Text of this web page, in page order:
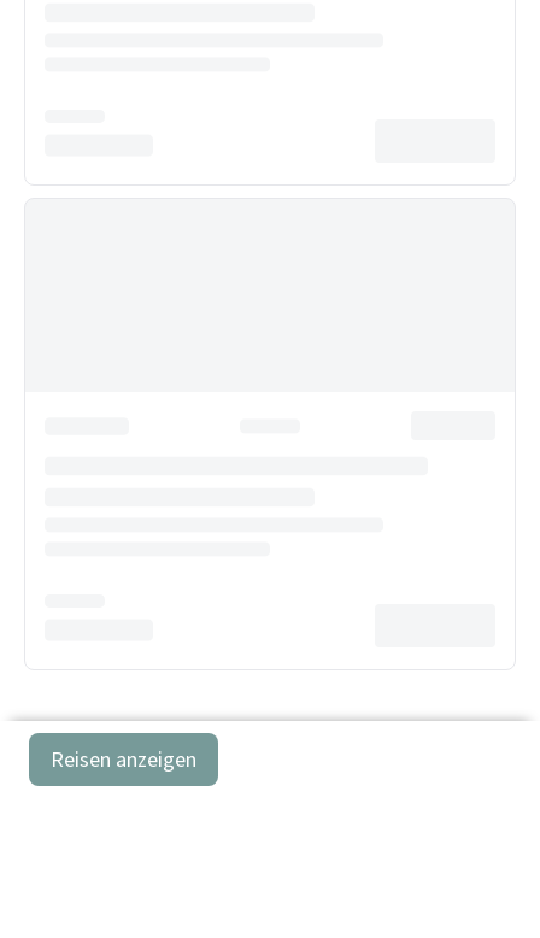
Reisen anzeigen